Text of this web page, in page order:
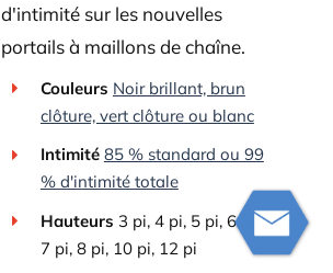
d'intimité sur les nouvelles
portails à maillons de chaîne.
Couleurs Noir brillant, brun
clôture, vert clôture ou blanc
Intimité 85 % standard ou 99
% d'intimité totale
Hauteurs 3 pi, 4 pi, 5 pi, 6 pi,
7 pi, 8 pi, 10 pi, 12 pi